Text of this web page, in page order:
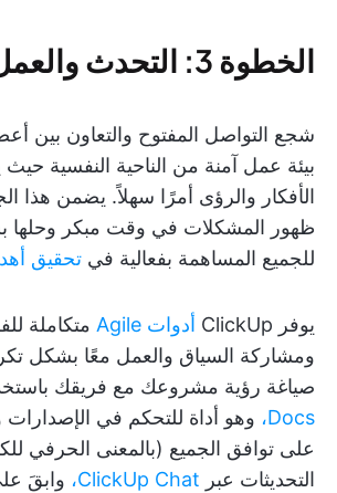
الخطوة 3: التحدث والعمل معًا
شجع التواصل المفتوح والتعاون بين
بيئة عمل آمنة من الناحية النفسية حيث
الأفكار والرؤى أمرًا سهلاً. يضمن هذا
ظهور المشكلات في وقت مبكر وحلها
للجميع المساهمة بفعالية في تحقيق
يوفر ClickUp أدوات Agile
متكاملة
ومشاركة السياق والعمل معًا بشكل
صياغة رؤية مشروعك مع فريقك
Docs،
وهو أداة للتحكم في الإصدارات
على توافق الجميع (بالمعنى الحرفي
التحديثات عبر ClickUp Chat،
وابقَ